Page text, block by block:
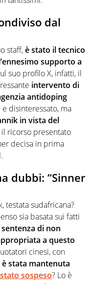
dal
staff,è stato il tecnico
supporto a
suo profilo X, infatti, il
intervento di
antidoping
disinteressato, ma
in vista del
ricorso presentato
decisa in prima
dubbi: “Sinner
testata sudafricana?
sia basata sui fatti
sentenza di non
a questo
cinesi, con
stata mantenuta
sospeso? Lo è